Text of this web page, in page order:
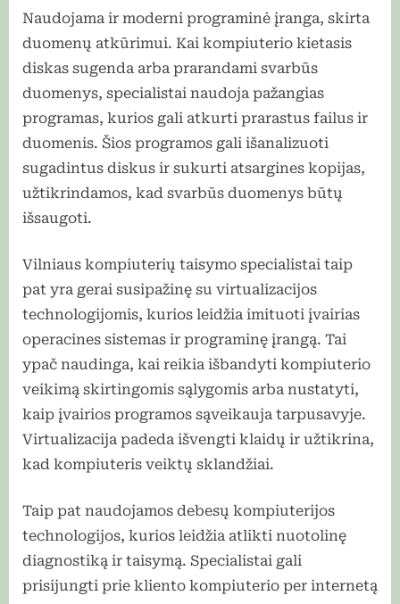
Naudojama ir moderni programinė įranga, skirta
duomenų atkūrimui. Kai kompiuterio kietasis
diskas sugenda arba prarandami svarbūs
duomenys, specialistai naudoja pažangias
programas, kurios gali atkurti prarastus failus ir
duomenis. Šios programos gali išanalizuoti
sugadintus diskus ir sukurti atsargines kopijas,
užtikrindamos, kad svarbūs duomenys būtų
išsaugoti.
Vilniaus kompiuterių taisymo specialistai taip
pat yra gerai susipažinę su virtualizacijos
technologijomis, kurios leidžia imituoti įvairias
operacines sistemas ir programinę įrangą. Tai
ypač naudinga, kai reikia išbandyti kompiuterio
veikimą skirtingomis sąlygomis arba nustatyti,
kaip įvairios programos sąveikauja tarpusavyje.
Virtualizacija padeda išvengti klaidų ir užtikrina,
kad kompiuteris veiktų sklandžiai.
Taip pat naudojamos debesų kompiuterijos
technologijos, kurios leidžia atlikti nuotolinę
diagnostiką ir taisymą. Specialistai gali
prisijungti prie kliento kompiuterio per internetą